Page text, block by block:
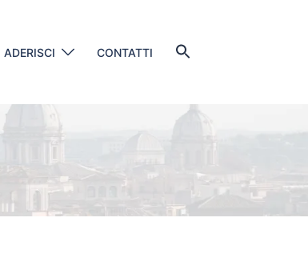
ADERISCI CONTATTI